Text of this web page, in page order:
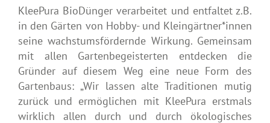
KleePura BioDünger verarbeitet und entfaltet z.B.
in den Gärten von Hobby- und Kleingärtner*innen
seine wachstumsfördernde Wirkung. Gemeinsam
mit allen Gartenbegeisterten entdecken die
Gründer auf diesem Weg eine neue Form des
Gartenbaus: „Wir lassen alte Traditionen mutig
zurück und ermöglichen mit KleePura erstmals
wirklich allen durch und durch ökologisches